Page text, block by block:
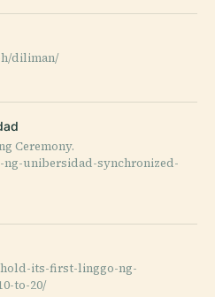
diliman/
Ceremony.
unibersidad-synchronized-
its-first-linggo-ng-
to-20/